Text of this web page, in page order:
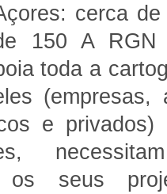
cerca
150 A
toda a
(empresas,
e
os seus